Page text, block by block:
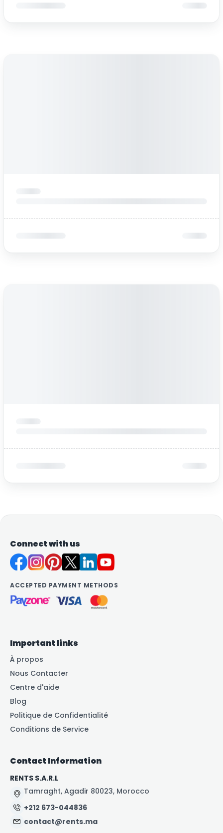
Connect with us
ACCEPTED PAYMENT METHODS
Important links
À propos
Nous Contacter
Centre d'aide
Blog
Politique de Confidentialité
Conditions de Service
Contact Information
RENTS S.A.R.L
Tamraght, Agadir 80023, Morocco
+212 673-044836
contact@rents.ma